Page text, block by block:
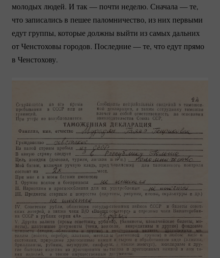
молодых людей. И так — почти неделю. Сначала — те,
что записались в пешее паломничество, из них первыми
едут группы, которые должны выйти из самых дальних
от Ченстоховы городов. Последние — те, что едут прямо
в Ченстохову.